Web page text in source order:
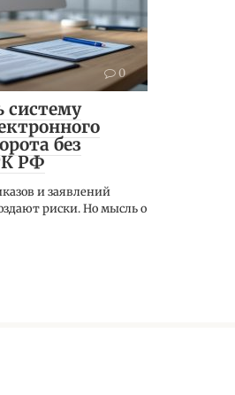
0
систему
без
РФ
и заявлений
риски. Но мысль о